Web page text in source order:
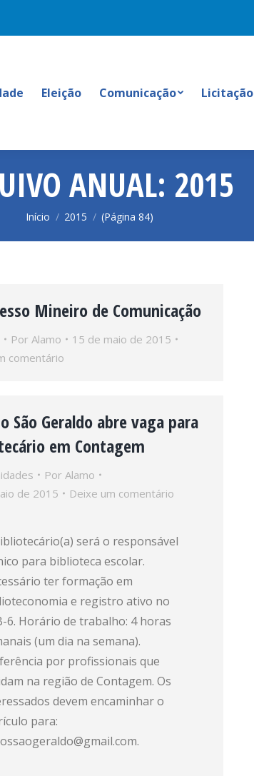
Eleição Comunicação Licitação
ANUAL: 2015
Você está aqui:
Início 2015 (Página 84)
Mineiro de Comunicação
Por Alamo
15 de maio de 2015
comentário
São Geraldo abre vaga para
em Contagem
Por Alamo
de 2015
Deixe um comentário
será o responsável
para biblioteca escolar.
ter formação em
e registro ativo no
6. Horário de trabalho: 4 horas
(um dia na semana).
por profissionais que
na região de Contagem. Os
devem encaminhar o
para: